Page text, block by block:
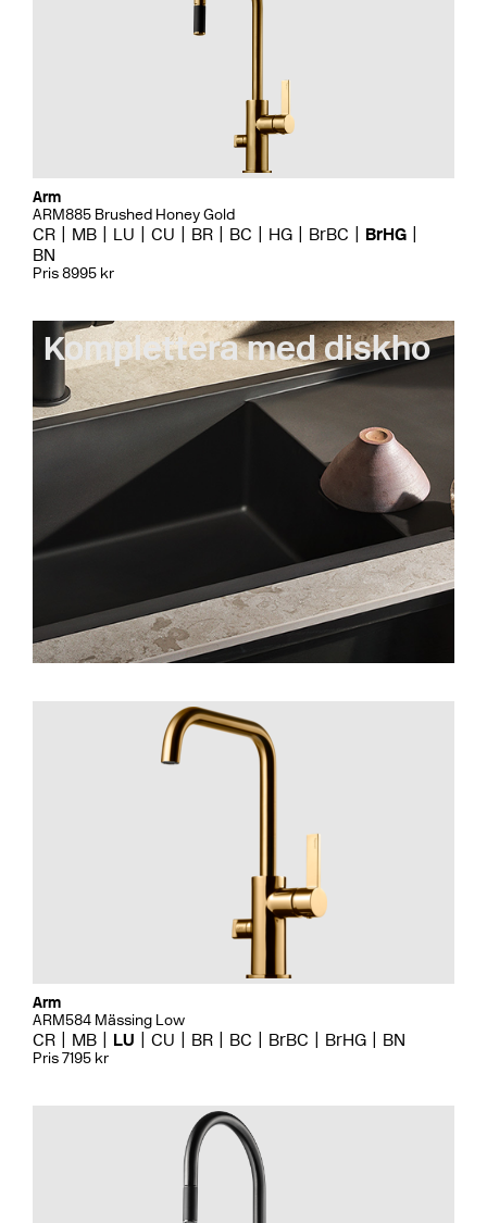
Arm
ARM885 Brushed Honey Gold
CR MB LU CU BR BC HG BrBC
BrHG
BN
Pris 8995 kr
Komplettera med diskho
Arm
ARM584 Mässing Low
CR MB LU CU BR BC BrBC BrHG BN
Pris 7195 kr